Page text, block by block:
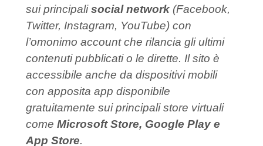
sui principalisocial network (Facebook,
Twitter, Instagram, YouTube) con
l’omonimo account che rilancia gli ultimi
contenuti pubblicati o le dirette. Il sito è
accessibile anche da dispositivi mobili
con apposita app disponibile
gratuitamente sui principali store virtuali
come Microsoft Store, Google Play e
App Store.